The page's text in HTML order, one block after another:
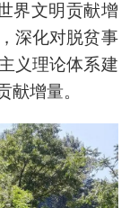
界文明贡献增
深化对脱贫事
义理论体系建
献增量。